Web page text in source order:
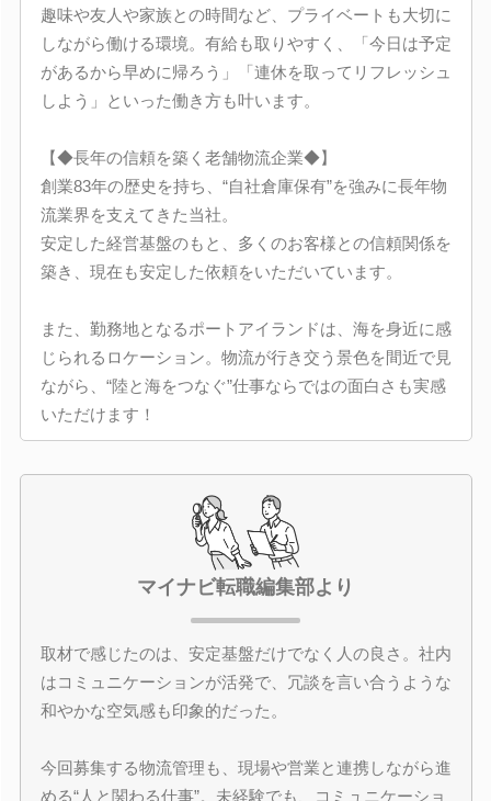
趣味や友人や家族との時間など、プライベートも大切に
しながら働ける環境。有給も取りやすく、「今日は予定
があるから早めに帰ろう」「連休を取ってリフレッシュ
しよう」といった働き方も叶います。
【◆長年の信頼を築く老舗物流企業◆】
創業83年の歴史を持ち、“自社倉庫保有”を強みに長年物
流業界を支えてきた当社。
安定した経営基盤のもと、多くのお客様との信頼関係を
築き、現在も安定した依頼をいただいています。
また、勤務地となるポートアイランドは、海を身近に感
じられるロケーション。物流が行き交う景色を間近で見
ながら、“陸と海をつなぐ”仕事ならではの面白さも実感
いただけます！
マイナビ転職編集部より
取材で感じたのは、安定基盤だけでなく人の良さ。社内
はコミュニケーションが活発で、冗談を言い合うような
和やかな空気感も印象的だった。
今回募集する物流管理も、現場や営業と連携しながら進
める“人と関わる仕事”。未経験でも、コミュニケーショ